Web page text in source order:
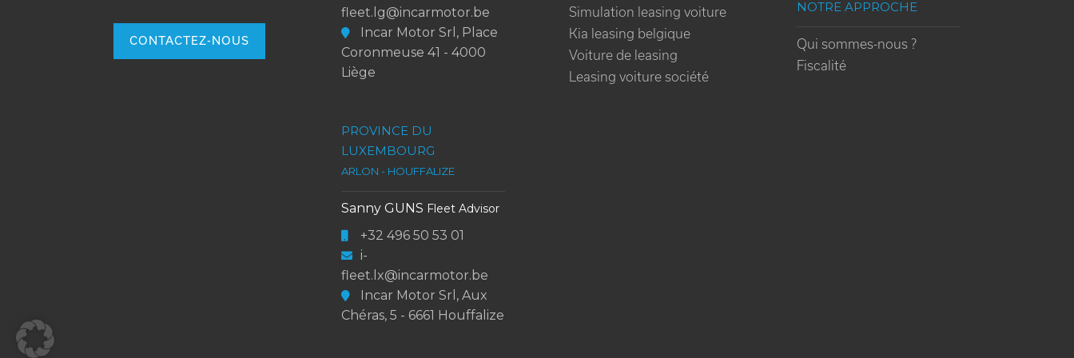
CONTACTEZ-NOUS
fleet.lg@incarmotor.be
Incar Motor Srl, Place
Coronmeuse 41 - 4000
Liège
PROVINCE DU
LUXEMBOURG
ARLON - HOUFFALIZE
Sanny GUNS Fleet Advisor
+32 496 50 53 01
i-
fleet.lx@incarmotor.be
Incar Motor Srl, Aux
Chéras, 5 - 6661 Houffalize
Simulation leasing voiture
Kia leasing belgique
Voiture de leasing
Leasing voiture société
NOTRE APPROCHE
Qui sommes-nous ?
Fiscalité